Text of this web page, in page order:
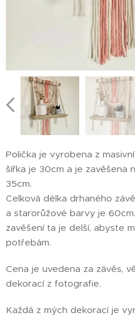
Polička je vyrobena z
šířka je 30cm a je zavěšena
35cm.
Celková délka drhaného
a starorůžové barvy je
zavěšení ta je delší, abyste
potřebám.
Cena je uvedena za závěs,
dekorací z fotografie.
Každá z mých dekorací je